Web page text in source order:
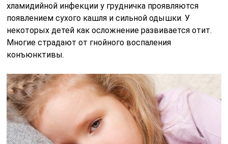
хламидийной инфекции у грудничка проявляются
появлением сухого кашля и сильной одышки. У
некоторых детей как осложнение развивается отит.
Многие страдают от гнойного воспаления
конъюнктивы.